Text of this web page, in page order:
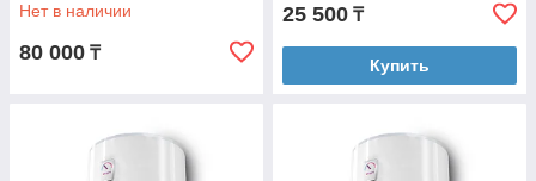
Нет в наличии
80 000 ₸
25 500 ₸
Купить